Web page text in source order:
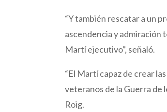
“Y también rescatar a un
ascendencia y admiración
Martí ejecutivo”, señaló.
“El Martí capaz de crear
veteranos de la Guerra de
Roig.